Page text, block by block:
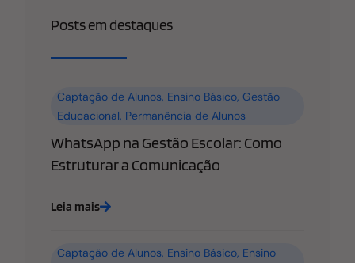
Posts em destaques
Captação de Alunos, Ensino Básico,Gestão
Educacional, Permanência de Alunos
WhatsApp na Gestão Escolar: Como
Estruturar a Comunicação
Leia mais
Captação de Alunos, Ensino Básico, Ensino